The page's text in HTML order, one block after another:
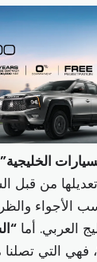
الخليجية”
من قبل
الأجواء
العربي. أما
، فهي التي